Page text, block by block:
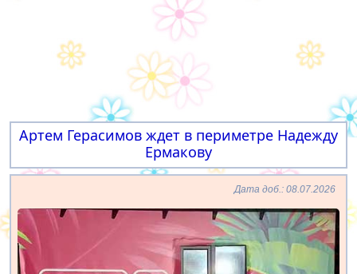
Артем Герасимов ждет в периметре Надежду
Ермакову
Дата доб.: 08.07.2026